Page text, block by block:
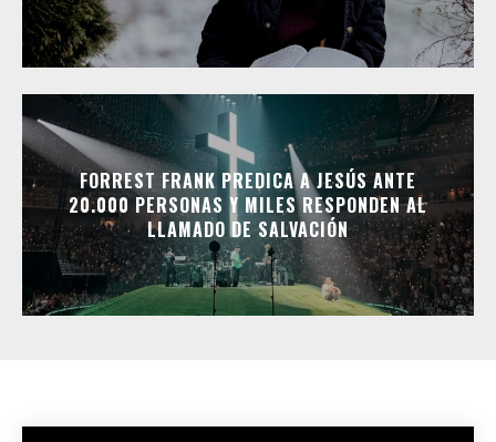
FORREST FRANK PREDICA A JESÚS ANTE
20.000 PERSONAS Y MILES RESPONDEN AL
LLAMADO DE SALVACIÓN